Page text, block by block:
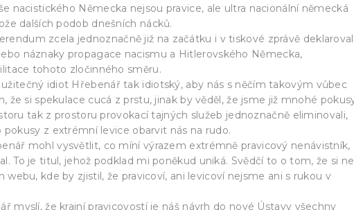
nacistického Německa nejsou pravice, ale ultra nacionální německá
dalších podob dnešních nácků.
zcela jednoznačně již na začátku i v tiskové zprávě
náznaky propagace nacismu a Hitlerovského Německa,
tohoto zločinného směru.
idiot Hřebenář tak idiotský, aby nás s něčím takovým vůbec
že si spekulace cucá z prstu, jinak by věděl, že jsme již mnohé
tak z prostoru provokací tajných služeb jednoznačně eliminovali,
z extrémní levice obarvit nás na rudo.
mohl vysvětlit, co míní výrazem extrémně pravicový nenávistník,
To je titul, jehož podklad mi poněkud uniká. Svědčí to o tom, že si
webu, kde by zjistil, že pravicoví, ani levicoví nejsme ani s rukou v
myslí, že krajní pravicovostí je náš návrh do nové Ústavy všechny